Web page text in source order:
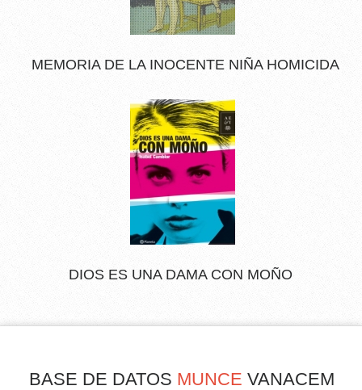
MEMORIA DE LA INOCENTE NIÑA HOMICIDA
DIOS ES UNA DAMA CON MOÑO
BASE DE DATOS MUNCE VANACEM